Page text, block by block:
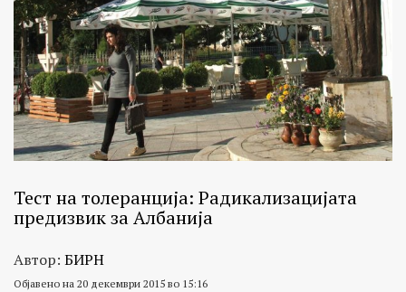
Тест на толеранција: Радикализацијата
предизвик за Албанија
Автор: БИРН
Објавено на 20 декември 2015 во 15:16